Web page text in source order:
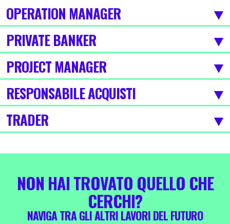
OPERATION MANAGER
PRIVATE BANKER
PROJECT MANAGER
RESPONSABILE ACQUISTI
TRADER
NON HAI TROVATO QUELLO CHE
CERCHI?
NAVIGA TRA GLI ALTRI LAVORI DEL FUTURO